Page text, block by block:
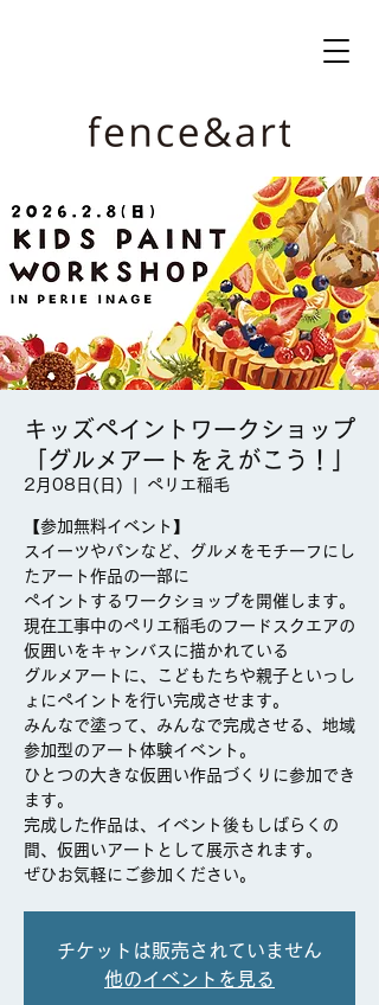
キッズペイントワークショップ
「グルメアートをえがこう！」
2月08日(日) ペリエ稲毛
【参加無料イベント】
スイーツやパンなど、グルメをモチーフにし
たアート作品の一部に
ペイントするワークショップを開催します。
現在工事中のペリエ稲毛のフードスクエアの
仮囲いをキャンバスに描かれている
グルメアートに、こどもたちや親子といっし
ょにペイントを行い完成させます。
みんなで塗って、みんなで完成させる、地域
参加型のアート体験イベント。
ひとつの大きな仮囲い作品づくりに参加でき
ます。
完成した作品は、イベント後もしばらくの
間、仮囲いアートとして展示されます。
チケットは販売されていません
他のイベントを見る